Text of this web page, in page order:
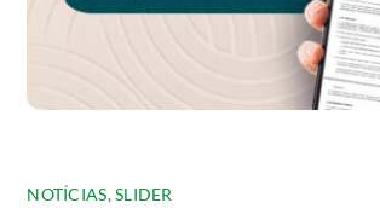
NOTÍCIAS,SLIDER